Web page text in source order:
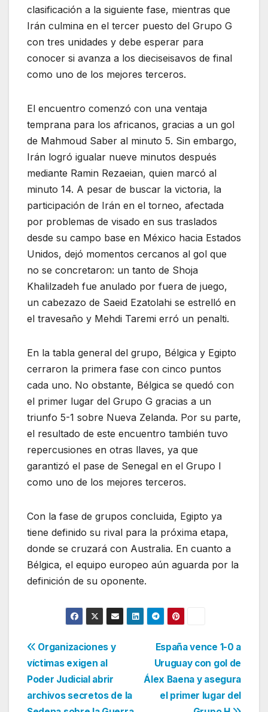
clasificación a la siguiente fase, mientras que
Irán culmina en el tercer puesto del Grupo G
con tres unidades y debe esperar para
conocer si avanza a los dieciseisavos de final
como uno de los mejores terceros.
El encuentro comenzó con una ventaja
temprana para los africanos, gracias a un gol
de Mahmoud Saber al minuto 5. Sin embargo,
Irán logró igualar nueve minutos después
mediante Ramin Rezaeian, quien marcó al
minuto 14. A pesar de buscar la victoria, la
participación de Irán en el torneo, afectada
por problemas de visado en sus traslados
desde su campo base en México hacia Estados
Unidos, dejó momentos cercanos al gol que
no se concretaron: un tanto de Shoja
Khalilzadeh fue anulado por fuera de juego,
un cabezazo de Saeid Ezatolahi se estrelló en
el travesaño y Mehdi Taremi erró un penalti.
En la tabla general del grupo, Bélgica y Egipto
cerraron la primera fase con cinco puntos
cada uno. No obstante, Bélgica se quedó con
el primer lugar del Grupo G gracias a un
triunfo 5-1 sobre Nueva Zelanda. Por su parte,
el resultado de este encuentro también tuvo
repercusiones en otras llaves, ya que
garantizó el pase de Senegal en el Grupo I
como uno de los mejores terceros.
Con la fase de grupos concluida, Egipto ya
tiene definido su rival para la próxima etapa,
donde se cruzará con Australia. En cuanto a
Bélgica, el equipo europeo aún aguarda por la
definición de su oponente.
Navegación
de
entradas
España vence 1-0 a
Uruguay con gol de
Álex Baena y asegura
el primer lugar del
Organizaciones y
víctimas exigen al
Poder Judicial abrir
archivos secretos de la